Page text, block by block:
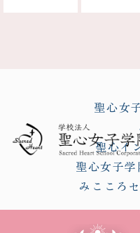
聖心女
聖心イ
聖心女子学
みこころ